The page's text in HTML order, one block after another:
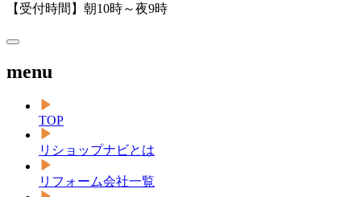
【受付時間】朝10時～夜9時
menu
TOP
リショップナビとは
リフォーム会社一覧